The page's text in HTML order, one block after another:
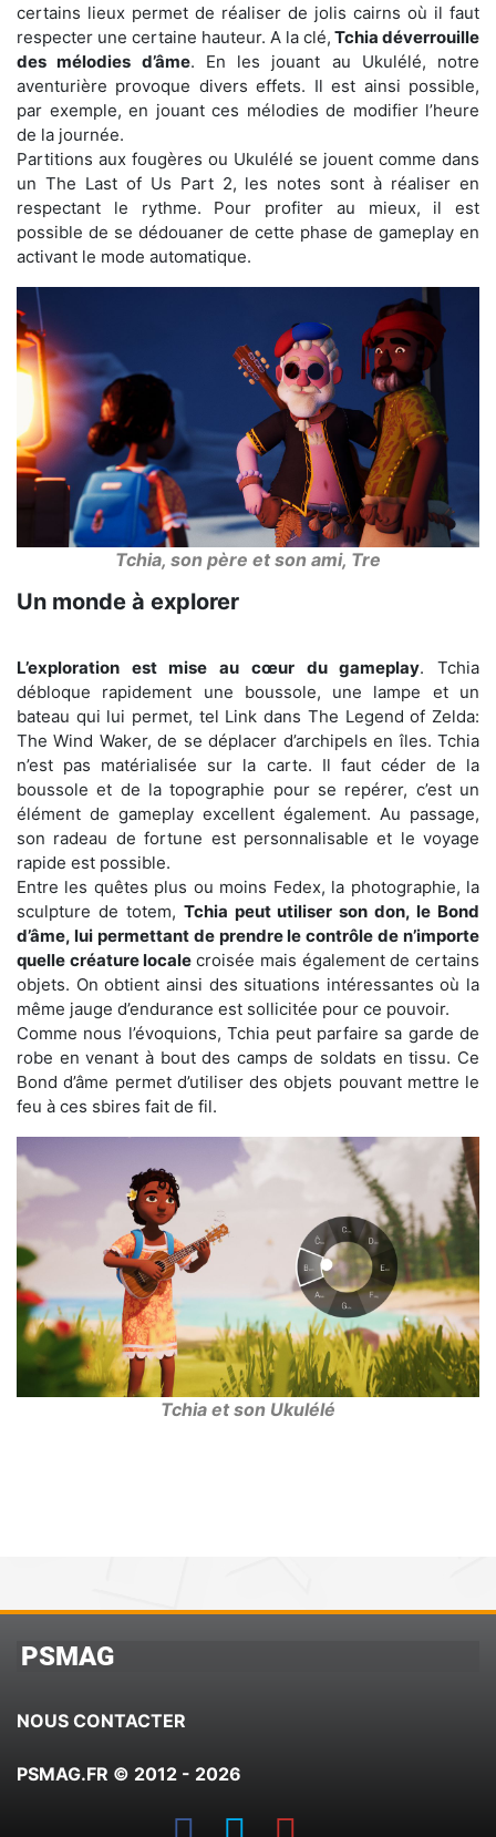
certains lieux permet de réaliser de jolis cairns où il faut
respecter une certaine hauteur. A la clé, Tchia déverrouille
des mélodies d’âme. En les jouant au Ukulélé, notre
aventurière provoque divers effets. Il est ainsi possible,
par exemple, en jouant ces mélodies de modifier l’heure
de la journée.
Partitions aux fougères ou Ukulélé se jouent comme dans
un The Last of Us Part 2, les notes sont à réaliser en
respectant le rythme. Pour profiter au mieux, il est
possible de se dédouaner de cette phase de gameplay en
activant le mode automatique.
Tchia, son père et son ami, Tre
Un monde à explorer
L’exploration est mise au cœur du gameplay. Tchia
débloque rapidement une boussole, une lampe et un
bateau qui lui permet, tel Link dans The Legend of Zelda:
The Wind Waker, de se déplacer d’archipels en îles. Tchia
n’est pas matérialisée sur la carte. Il faut céder de la
boussole et de la topographie pour se repérer, c’est un
élément de gameplay excellent également. Au passage,
son radeau de fortune est personnalisable et le voyage
rapide est possible.
Entre les quêtes plus ou moins Fedex, la photographie, la
sculpture de totem, Tchia peut utiliser son don, le Bond
d’âme, lui permettant de prendre le contrôle de n’importe
quelle créature localecroisée mais également de certains
objets. On obtient ainsi des situations intéressantes où la
même jauge d’endurance est sollicitée pour ce pouvoir.
Comme nous l’évoquions, Tchia peut parfaire sa garde de
robe en venant à bout des camps de soldats en tissu. Ce
Bond d’âme permet d’utiliser des objets pouvant mettre le
feu à ces sbires fait de fil.
Tchia et son Ukulélé
PSMAG
NOUS CONTACTER
PSMAG.FR © 2012 - 2026